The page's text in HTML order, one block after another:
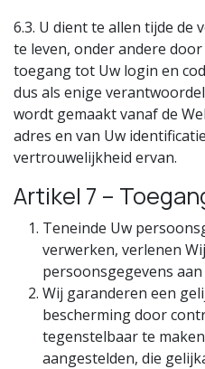
6.3. U dient te allen tijde de
te leven, onder andere
toegang tot Uw login en
dus als enige
wordt gemaakt vanaf de
adres en van Uw
vertrouwelijkheid ervan.
Artikel 7 –
Teneinde Uw
verwerken, verlenen
persoonsgegevens
Wij garanderen een
bescherming door
tegenstelbaar te
aangestelden, die